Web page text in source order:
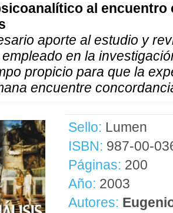
al encuentro
aporte al estudio y
en la
propicio para que la
encuentre
Sello: Lumen
ISBN: 987-00-
Páginas: 200
Año: 2003
Autores: